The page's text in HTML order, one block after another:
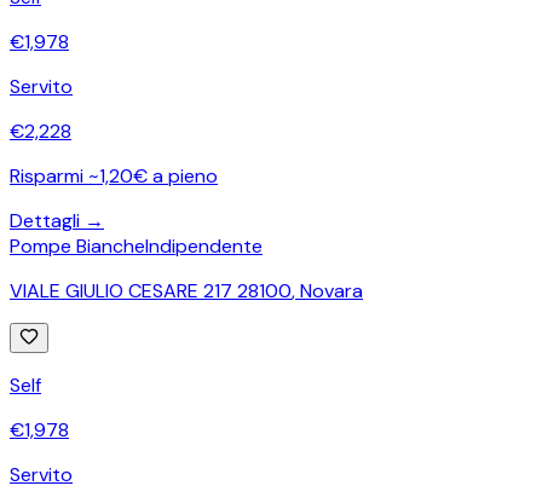
€1,978
Servito
€2,228
Risparmi ~1,20€ a pieno
Dettagli →
Pompe BiancheIndipendente
VIALE GIULIO CESARE 217 28100,Novara
Self
€1,978
Servito